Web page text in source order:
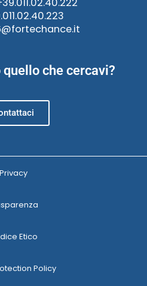
che cercavi?
Privacy
Etico
Policy